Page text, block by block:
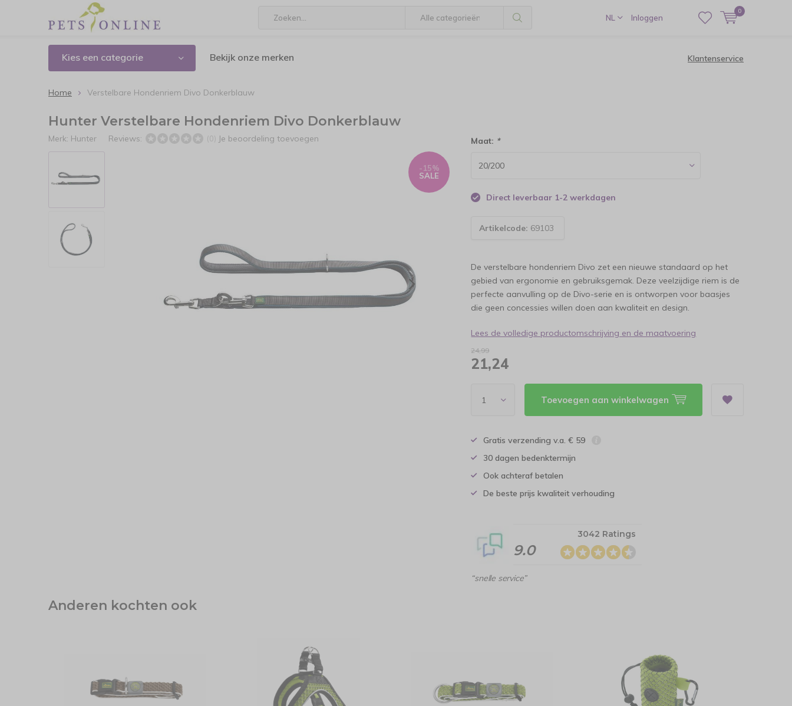
NL Inloggen
0
Kies een categorie Bekijk onze merken Klantenservice
Home Verstelbare Hondenriem Divo Donkerblauw
Hunter Verstelbare Hondenriem Divo Donkerblauw
Merk: Hunter Reviews: (0) Je beoordeling toevoegen
-15%
SALE
Maat: *
Direct leverbaar 1-2 werkdagen
Artikelcode: 69103
De verstelbare hondenriem Divo zet een nieuwe standaard op het
gebied van ergonomie en gebruiksgemak. Deze veelzijdige riem is de
perfecte aanvulling op de Divo-serie en is ontworpen voor baasjes
die geen concessies willen doen aan kwaliteit en design.
Lees de volledige productomschrijving en de maatvoering
24,99
21,24
Toevoegen aan winkelwagen
Gratis verzending v.a. € 59
30 dagen bedenktermijn
Ook achteraf betalen
De beste prijs kwaliteit verhouding
9.0
3042 Ratings
“snelle service”
Anderen kochten ook